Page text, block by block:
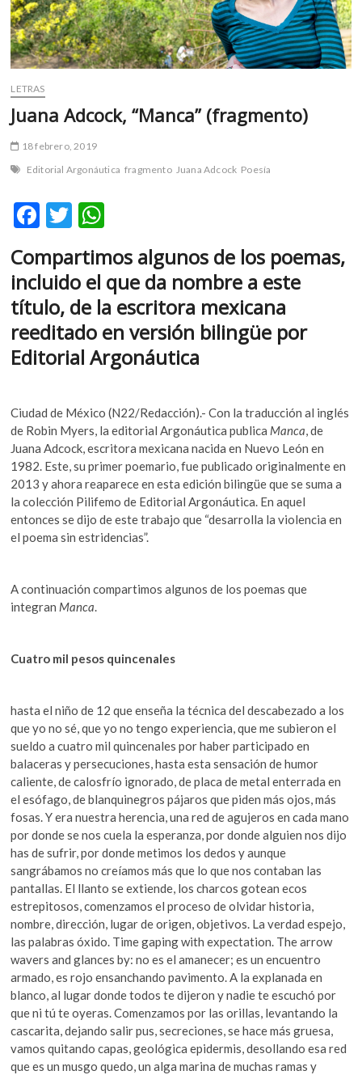
m
v
o
l
LETRAS
Juana Adcock, “Manca” (fragmento)
18 febrero, 2019
Editorial Argonáutica fragmento Juana Adcock Poesía
F
e
b
o
o
k
T
itt
er
at
s
A
p
p
Compartimos algunos de los poemas,
incluido el que da nombre a este
título, de la escritora mexicana
reeditado en versión bilingüe por
Editorial Argonáutica
Ciudad de México (N22/Redacción).- Con la traducción al inglés
de Robin Myers, la editorial Argonáutica publica Manca, de
Juana Adcock, escritora mexicana nacida en Nuevo León en
1982. Este, su primer poemario, fue publicado originalmente en
2013 y ahora reaparece en esta edición bilingüe que se suma a
la colección Pilifemo de Editorial Argonáutica. En aquel
entonces se dijo de este trabajo que “desarrolla la violencia en
el poema sin estridencias”.
A continuación compartimos algunos de los poemas que
integran Manca.
Cuatro mil pesos quincenales
hasta el niño de 12 que enseña la técnica del descabezado a los
que yo no sé, que yo no tengo experiencia, que me subieron el
sueldo a cuatro mil quincenales por haber participado en
balaceras y persecuciones, hasta esta sensación de humor
caliente, de calosfrío ignorado, de placa de metal enterrada en
el esófago, de blanquinegros pájaros que piden más ojos, más
fosas. Y era nuestra herencia, una red de agujeros en cada mano
por donde se nos cuela la esperanza, por donde alguien nos dijo
has de sufrir, por donde metimos los dedos y aunque
sangrábamos no creíamos más que lo que nos contaban las
pantallas. El llanto se extiende, los charcos gotean ecos
estrepitosos, comenzamos el proceso de olvidar historia,
nombre, dirección, lugar de origen, objetivos. La verdad espejo,
las palabras óxido. Time gaping with expectation. The arrow
wavers and glances by: no es el amanecer; es un encuentro
armado, es rojo ensanchando pavimento. A la explanada en
blanco, al lugar donde todos te dijeron y nadie te escuchó por
que ni tú te oyeras. Comenzamos por las orillas, levantando la
cascarita, dejando salir pus, secreciones, se hace más gruesa,
vamos quitando capas, geológica epidermis, desollando esa red
que es un musgo quedo, un alga marina de muchas ramas y